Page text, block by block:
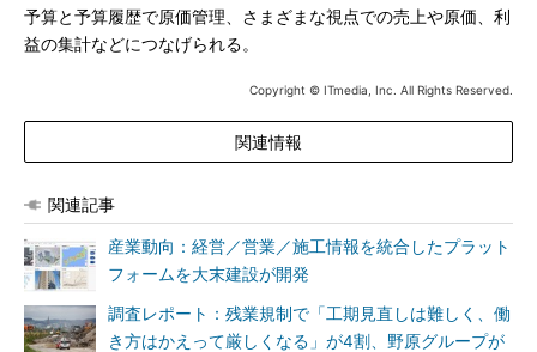
予算と予算履歴で原価管理、さまざまな視点での売上や原価、利
益の集計などにつなげられる。
Copyright © ITmedia, Inc. All Rights Reserved.
関連情報
関連記事
産業動向：経営／営業／施工情報を統合したプラット
フォームを大末建設が開発
調査レポート：残業規制で「工期見直しは難しく、働
き方はかえって厳しくなる」が4割、野原グループが